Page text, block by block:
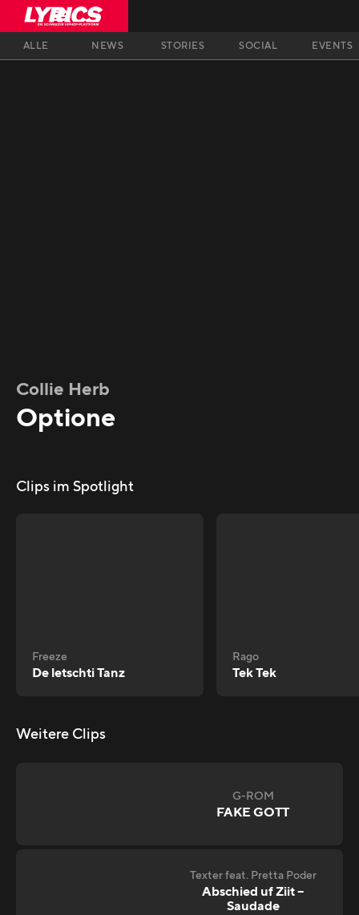
ALLE NEWS STORIES SOCIAL EVENTS
Collie Herb
Optione
Clips im Spotlight
Freeze
De letschti Tanz
Rago
Tek Tek
Weitere Clips
G-ROM
FAKE GOTT
Texter feat. Pretta Poder
Abschied uf Ziit –
Saudade